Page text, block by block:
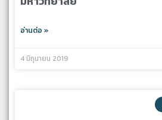
อ่านต่อ »
4 มิถุนายน 2019